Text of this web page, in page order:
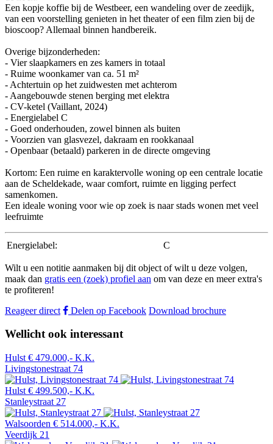
Een kopje koffie bij de Westbeer, een wandeling over de zeedijk,
van een voorstelling genieten in het theater of een film zien bij de
bioscoop? Allemaal binnen handbereik.
Overige bijzonderheden:
- Vier slaapkamers en zes kamers in totaal
- Ruime woonkamer van ca. 51 m²
- Achtertuin op het zuidwesten met achterom
- Aangebouwde stenen berging met elektra
- CV-ketel (Vaillant, 2024)
- Energielabel C
- Goed onderhouden, zowel binnen als buiten
- Voorzien van glasvezel, dakraam en rookkanaal
- Openbaar (betaald) parkeren in de directe omgeving
Kortom: Een ruime en karaktervolle woning op een centrale locatie
aan de Scheldekade, waar comfort, ruimte en ligging perfect
samenkomen.
Een ideale woning voor wie op zoek is naar stads wonen met veel
leefruimte
Energielabel: C
Wilt u een notitie aanmaken bij dit object of wilt u deze volgen,
maak dan gratis een (zoek) profiel aan om van deze en meer extra's
te profiteren!
Reageer direct
Delen op Facebook Download brochure
Wellicht ook interessant
Hulst € 479.000,- K.K.
Livingstonestraat 74
Hulst € 499.500,- K.K.
Stanleystraat 27
Walsoorden € 514.000,- K.K.
Veerdijk 21